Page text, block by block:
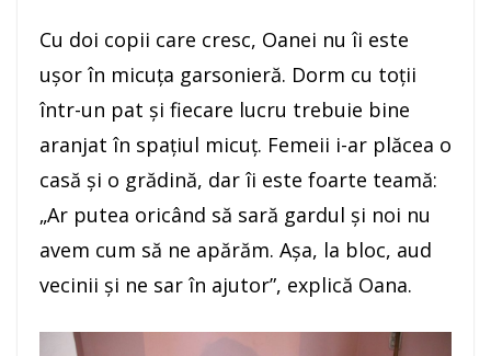
Cu doi copii care cresc, Oanei nu îi este
uşor în micuţa garsonieră. Dorm cu toţii
într-un pat şi fiecare lucru trebuie bine
aranjat în spaţiul micuţ. Femeii i-ar plăcea o
casă şi o grădină, dar îi este foarte teamă:
„Ar putea oricând să sară gardul şi noi nu
avem cum să ne apărăm. Aşa, la bloc, aud
vecinii şi ne sar în ajutor”, explică Oana.